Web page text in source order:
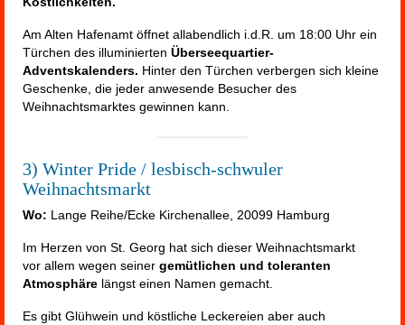
Am Alten Hafenamt öffnet allabendlich i.d.R. um 18:00 Uhr ein
Türchen des illuminierten Überseequartier-
Adventskalenders. Hinter den Türchen verbergen sich kleine
Geschenke, die jeder anwesende Besucher des
Weihnachtsmarktes gewinnen kann.
3) Winter Pride / lesbisch-schwuler
Weihnachtsmarkt
Wo: Lange Reihe/Ecke Kirchenallee, 20099 Hamburg
Im Herzen von St. Georg hat sich dieser Weihnachtsmarkt
vor allem wegen seiner gemütlichen und toleranten
Atmosphäre längst einen Namen gemacht.
Es gibt Glühwein und köstliche Leckereien aber auch